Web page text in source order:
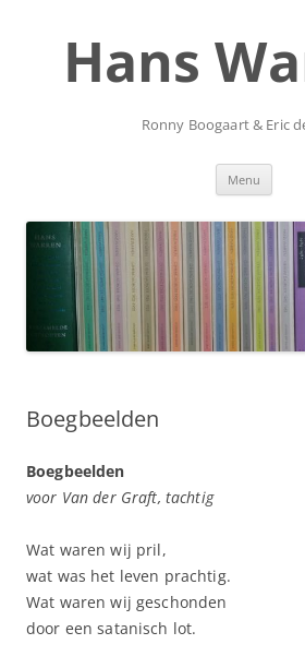
inhoudHans
Ronny Boogaart & Eric
Menu
Boegbeelden
Boegbeelden
voor Van der Graft, tachtig
Wat waren wij pril,
wat was het leven prachtig.
Wat waren wij geschonden
door een satanisch lot.